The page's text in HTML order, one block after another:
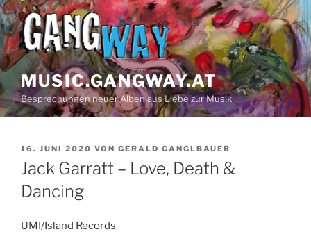
Z
u
m
I
n
h
a
MUSIC.GANGWAY.AT
Besprechungen neuer Alben aus Liebe zur Musik
V
E
R
Ö
F
E
16. JUNI 2020 VON GERALD GANGLBAUER
Jack Garratt – Love, Death &
Dancing
UMI/Island Records